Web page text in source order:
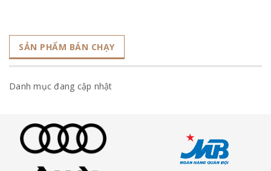
SẢN PHẨM BÁN CHẠY
Danh mục đang cập nhật